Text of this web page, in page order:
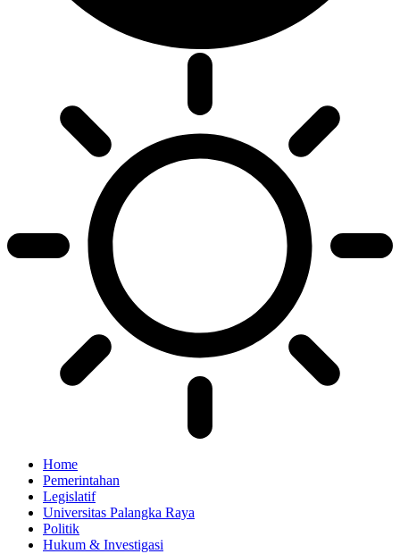
Home
Pemerintahan
Legislatif
Universitas Palangka Raya
Politik
Hukum & Investigasi